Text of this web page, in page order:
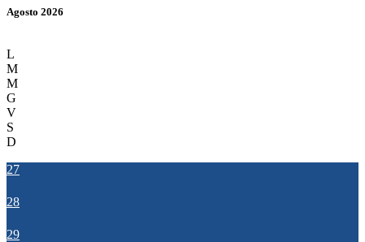
Agosto 2026
L
M
M
G
V
S
D
27
28
29